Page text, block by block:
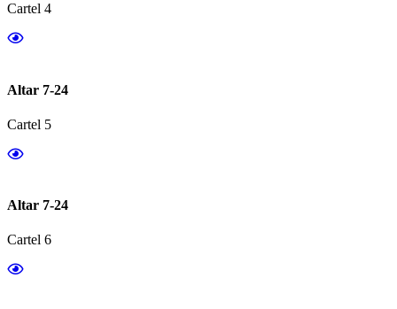
Cartel 4
Altar 7-24
Cartel 5
Altar 7-24
Cartel 6